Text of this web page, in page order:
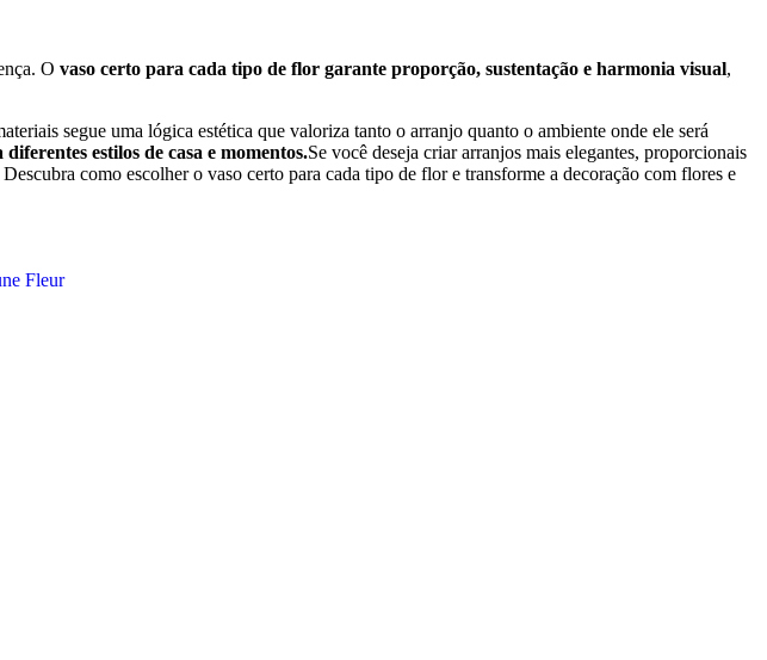
O vaso certo para cada tipo de flor garante proporção, sustentação e harmonia visual,
segue uma lógica estética que valoriza tanto o arranjo quanto o ambiente onde ele será
estilos de casa e momentos.Se você deseja criar arranjos mais elegantes, proporcionais
como escolher o vaso certo para cada tipo de flor e transforme a decoração com flores e